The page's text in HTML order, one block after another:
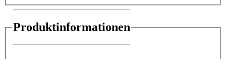
Produktinformationen